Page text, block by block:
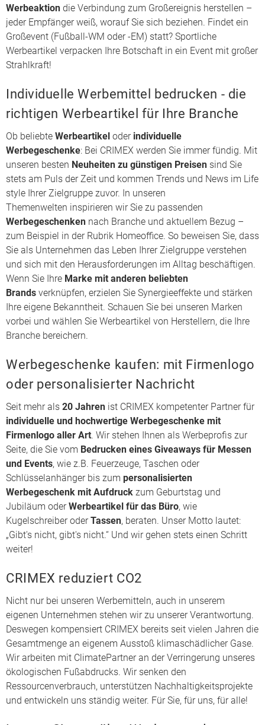
Werbeaktion die Verbindung zum Großereignis herstellen –
jeder Empfänger weiß, worauf Sie sich beziehen. Findet ein
Großevent (Fußball-WM oder -EM) statt? Sportliche
Werbeartikel verpacken Ihre Botschaft in ein Event mit großer
Strahlkraft!
Individuelle Werbemittel bedrucken - die
richtigen Werbeartikel für Ihre Branche
Ob beliebte Werbeartikel oder individuelle
Werbegeschenke: Bei CRIMEX werden Sie immer fündig. Mit
unseren besten Neuheiten zu günstigen Preisen sind Sie
stets am Puls der Zeit und kommen Trends und News im Life
style Ihrer Zielgruppe zuvor. In unseren
Themenwelten inspirieren wir Sie zu passenden
Werbegeschenken nach Branche und aktuellem Bezug –
zum Beispiel in der Rubrik Homeoffice. So beweisen Sie, dass
Sie als Unternehmen das Leben Ihrer Zielgruppe verstehen
und sich mit den Herausforderungen im Alltag beschäftigen.
Wenn Sie Ihre Marke mit anderen beliebten
Brands verknüpfen, erzielen Sie Synergieeffekte und stärken
Ihre eigene Bekanntheit. Schauen Sie bei unseren Marken
vorbei und wählen Sie Werbeartikel von Herstellern, die Ihre
Branche bereichern.
Werbegeschenke kaufen: mit Firmenlogo
oder personalisierter Nachricht
Seit mehr als 20 Jahren ist CRIMEX kompetenter Partner für
individuelle und hochwertige Werbegeschenke mit
Firmenlogo aller Art. Wir stehen Ihnen als Werbeprofis zur
Seite, die Sie vom Bedrucken eines Giveaways für Messen
und Events, wie z.B. Feuerzeuge, Taschen oder
Schlüsselanhänger bis zum personalisierten
Werbegeschenk mit Aufdruck zum Geburtstag und
Jubiläum oderWerbeartikel für das Büro, wie
Kugelschreiber oderTassen, beraten. Unser Motto lautet:
„Gibt's nicht, gibt's nicht.“ Und wir gehen stets einen Schritt
weiter!
CRIMEX reduziert CO2
Nicht nur bei unseren Werbemitteln, auch in unserem
eigenen Unternehmen stehen wir zu unserer Verantwortung.
Deswegen kompensiert CRIMEX bereits seit vielen Jahren die
Gesamtmenge an eigenem Ausstoß klimaschädlicher Gase.
Wir arbeiten mit ClimatePartner an der Verringerung unseres
ökologischen Fußabdrucks. Wir senken den
Ressourcenverbrauch, unterstützen Nachhaltigkeitsprojekte
und entwickeln uns ständig weiter. Für Sie, für uns, für alle!